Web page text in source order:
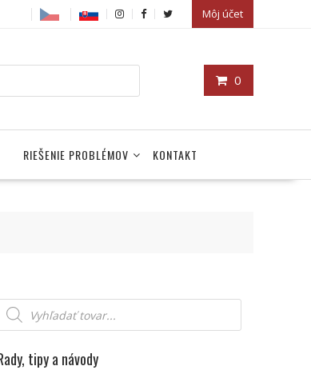
Môj účet
0
RIEŠENIE PROBLÉMOV KONTAKT
search
tipy a návody